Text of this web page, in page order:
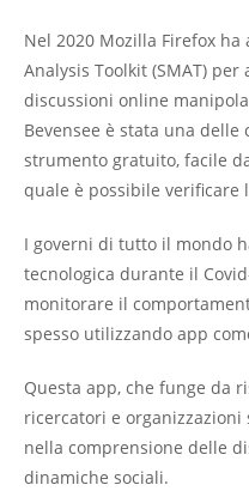
Nel 2020 Mozilla Firefox
Analysis Toolkit (SMAT)
discussioni online
Bevensee è stata una
strumento gratuito, facile
quale è possibile verificare
I governi di tutto il mondo
tecnologica durante il
monitorare il
spesso utilizzando app
Questa app, che funge da
ricercatori e organizzazioni
nella comprensione delle
dinamiche sociali.